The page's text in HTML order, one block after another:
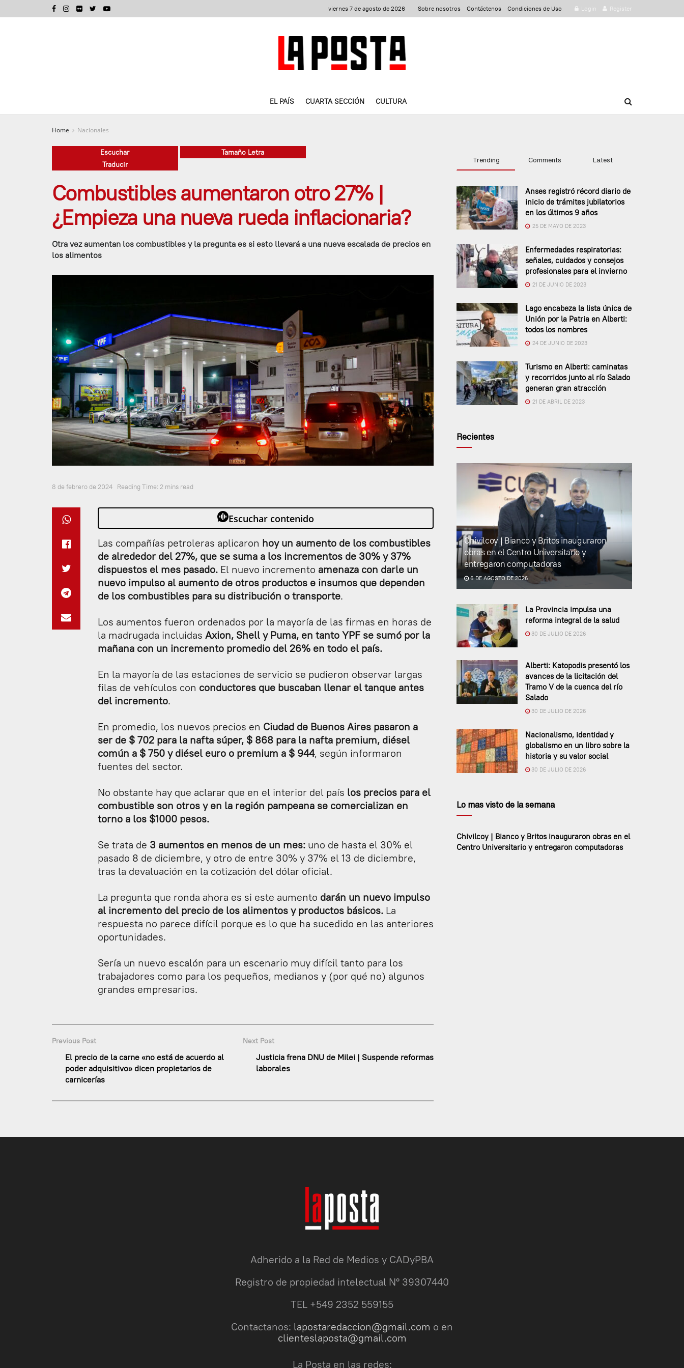
viernes 7 de agosto de 2026 Sobre nosotros Contáctenos Condiciones de Uso Login Register
EL PAÍS CUARTA SECCIÓN CULTURA
Home Nacionales
Escuchar
Tamaño Letra
Traducir
Combustibles aumentaron otro 27% |
¿Empieza una nueva rueda inflacionaria?
Otra vez aumentan los combustibles y la pregunta es si esto llevará a una nueva escalada de precios en
los alimentos
8 de febrero de 2024 Reading Time: 2 mins read
Escuchar contenido
Las compañías petroleras aplicaron hoy un aumento de los combustibles
de alrededor del 27%, que se suma a los incrementos de 30% y 37%
dispuestos el mes pasado. El nuevo incremento amenaza con darle un
nuevo impulso al aumento de otros productos e insumos que dependen
de los combustibles para su distribución o transporte.
Los aumentos fueron ordenados por la mayoría de las firmas en horas de
la madrugada incluidas Axion, Shell y Puma, en tanto YPF se sumó por la
mañana con un incremento promedio del 26% en todo el país.
En la mayoría de las estaciones de servicio se pudieron observar largas
filas de vehículos con conductores que buscaban llenar el tanque antes
del incremento.
En promedio, los nuevos precios en Ciudad de Buenos Aires pasaron a
ser de $ 702 para la nafta súper, $ 868 para la nafta premium, diésel
común a $ 750 y diésel euro o premium a $ 944, según informaron
fuentes del sector.
No obstante hay que aclarar que en el interior del país los precios para el
combustible son otros y en la región pampeana se comercializan en
torno a los $1000 pesos.
Se trata de 3 aumentos en menos de un mes: uno de hasta el 30% el
pasado 8 de diciembre, y otro de entre 30% y 37% el 13 de diciembre,
tras la devaluación en la cotización del dólar oficial.
La pregunta que ronda ahora es si este aumento darán un nuevo impulso
al incremento del precio de los alimentos y productos básicos. La
respuesta no parece difícil porque es lo que ha sucedido en las anteriores
oportunidades.
Sería un nuevo escalón para un escenario muy difícil tanto para los
trabajadores como para los pequeños, medianos y (por qué no) algunos
grandes empresarios.
Previous Post
El precio de la carne «no está de acuerdo al
poder adquisitivo» dicen propietarios de
carnicerías
Next Post
Justicia frena DNU de Milei | Suspende reformas
laborales
Trending Comments Latest
Anses registró récord diario de
inicio de trámites jubilatorios
en los últimos 9 años
25 DE MAYO DE 2023
Enfermedades respiratorias:
señales, cuidados y consejos
profesionales para el invierno
21 DE JUNIO DE 2023
Lago encabeza la lista única de
Unión por la Patria en Alberti:
todos los nombres
24 DE JUNIO DE 2023
Turismo en Alberti: caminatas
y recorridos junto al río Salado
generan gran atracción
21 DE ABRIL DE 2023
Recientes
Chivilcoy | Bianco y Britos inauguraron
obras en el Centro Universitario y
entregaron computadoras
6 DE AGOSTO DE 2026
La Provincia impulsa una
reforma integral de la salud
30 DE JULIO DE 2026
Alberti: Katopodis presentó los
avances de la licitación del
Tramo V de la cuenca del río
Salado
30 DE JULIO DE 2026
Nacionalismo, identidad y
globalismo en un libro sobre la
historia y su valor social
30 DE JULIO DE 2026
Lo mas visto de la semana
Chivilcoy | Bianco y Britos inauguraron obras en el
Centro Universitario y entregaron computadoras
Adherido a la Red de Medios y CADyPBA
Registro de propiedad intelectual N° 39307440
TEL +549 2352 559155
Contactanos: lapostaredaccion@gmail.com o en
clienteslaposta@gmail.com
La Posta en las redes: